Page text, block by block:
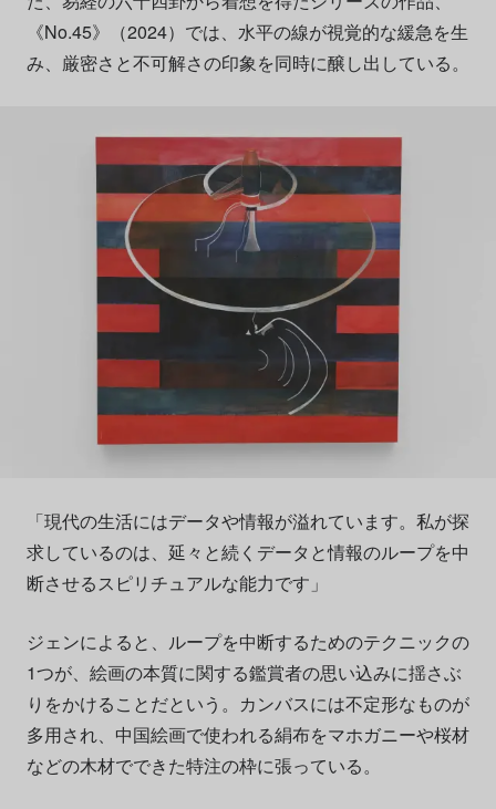
《No.45》（2024）では、水平の線が視覚的な緩急を生
み、厳密さと不可解さの印象を同時に醸し出している。
「現代の生活にはデータや情報が溢れています。私が探
求しているのは、延々と続くデータと情報のループを中
断させるスピリチュアルな能力です」
ジェンによると、ループを中断するためのテクニックの
1つが、絵画の本質に関する鑑賞者の思い込みに揺さぶ
りをかけることだという。カンバスには不定形なものが
多用され、中国絵画で使われる絹布をマホガニーや桜材
などの木材でできた特注の枠に張っている。